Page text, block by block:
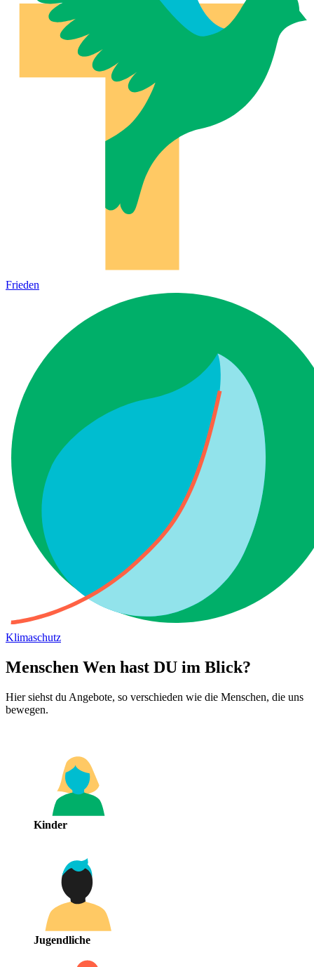
Frieden
Klimaschutz
Menschen Wen hast DU im Blick?
Hier siehst du Angebote, so verschieden wie die Menschen, die uns
bewegen.
Kinder
Jugendliche